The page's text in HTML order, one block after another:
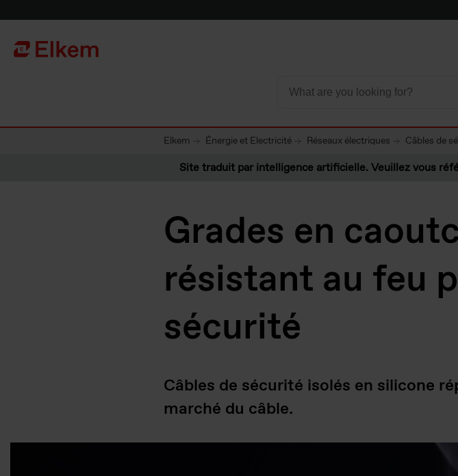
Vers la page d'accueil
Elkem Énergie et Electricité Réseaux électriques Câbles de
Site traduit par intelligence artificielle. Veuillez vous
Grades en
résistant au feu
sécurité
Câbles de sécurité isolés en silicone
marché du câble.